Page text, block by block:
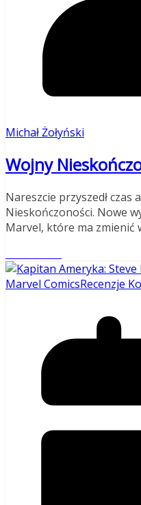
Michał Żołyński
Wojny
Nareszcie przyszedł czas
Nieskończoności. Nowe
Marvel, które ma zmienić
Marvel ComicsRecenzje